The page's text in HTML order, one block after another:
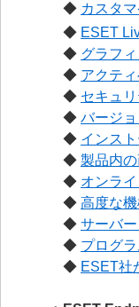
◆ カスタ
◆ ESET
◆ グラフ
◆ アクテ
◆ セキュ
◆ バージ
◆ インス
◆ 製品内
◆ オンラ
◆ 高度な
◆ サーバ
◆ プログ
◆ ESET社